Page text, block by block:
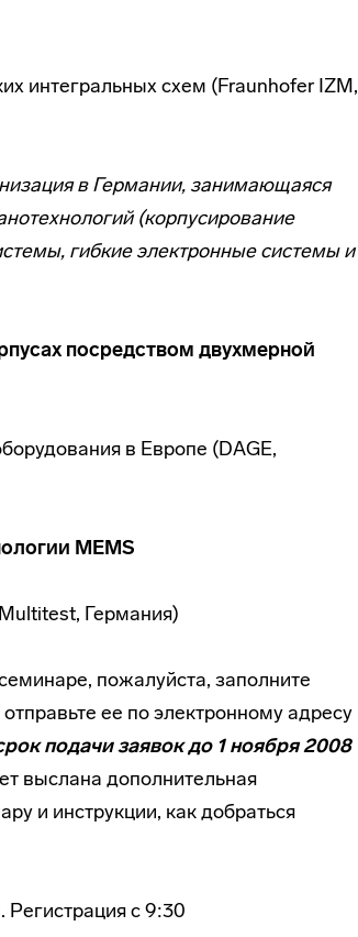
интегральных схем (Fraunhofer IZM,
в Германии, занимающаяся
(корпусирование
гибкие электронные системы и
посредством двухмерной
в Европе (DAGE,
MEMS
Германия)
пожалуйста, заполните
ее по электронному адресу
подачи заявок до 1 ноября 2008
выслана дополнительная
и инструкции, как добраться
с 9:30